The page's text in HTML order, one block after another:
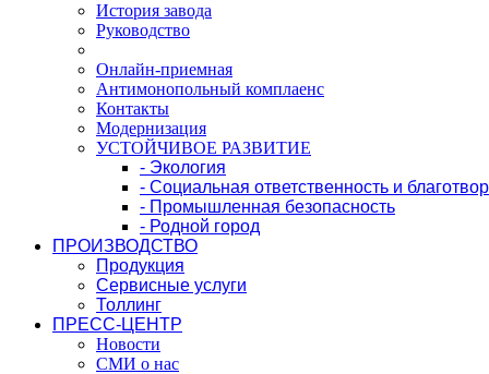
История завода
Руководство
Онлайн-приемная
Антимонопольный комплаенс
Контакты
Модернизация
УСТОЙЧИВОЕ РАЗВИТИЕ
- Экология
- Социальная ответственность и
- Промышленная безопасность
- Родной город
ПРОИЗВОДСТВО
Продукция
Сервисные услуги
Толлинг
ПРЕСС-ЦЕНТР
Новости
СМИ о нас